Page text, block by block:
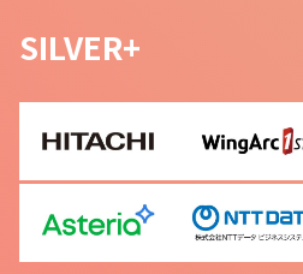
SILVER+